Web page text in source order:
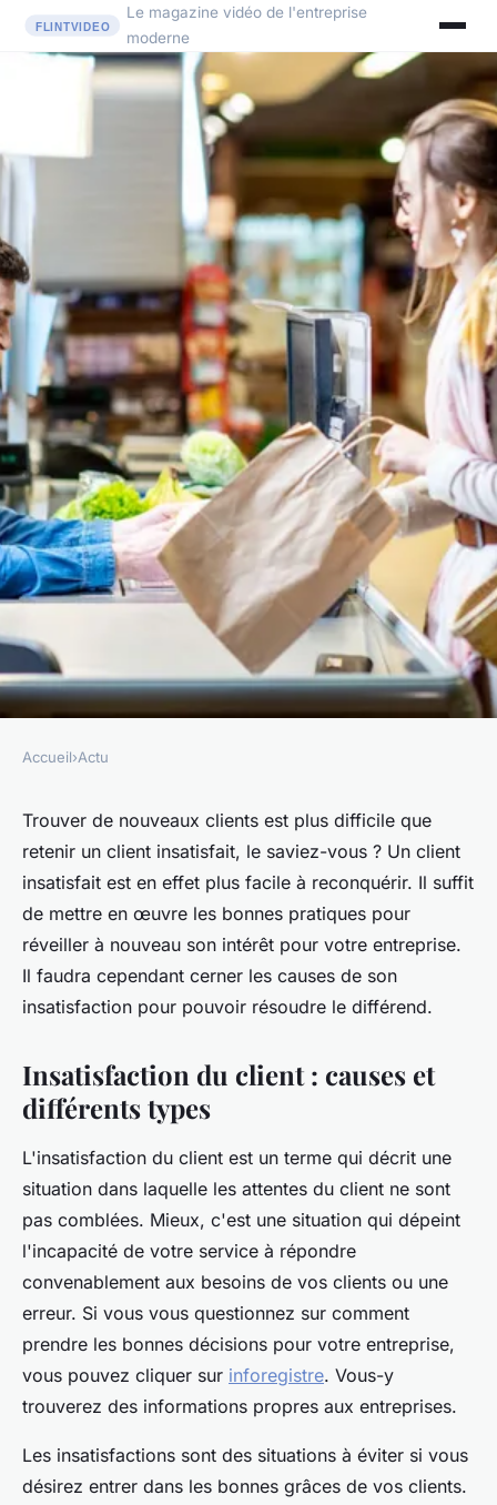
Le magazine vidéo de l'entreprise
moderne
Comment gérer
l'insatisfaction du client ?
giselle•29 décembre 2023 •2 min de lecture
Accueil›Actu
Trouver de nouveaux clients est plus difficile que
retenir un client insatisfait, le saviez-vous ? Un client
insatisfait est en effet plus facile à reconquérir. Il suffit
de mettre en œuvre les bonnes pratiques pour
réveiller à nouveau son intérêt pour votre entreprise.
Il faudra cependant cerner les causes de son
insatisfaction pour pouvoir résoudre le différend.
Insatisfaction du client : causes et
différents types
L'insatisfaction du client est un terme qui décrit une
situation dans laquelle les attentes du client ne sont
pas comblées. Mieux, c'est une situation qui dépeint
l'incapacité de votre service à répondre
convenablement aux besoins de vos clients ou une
erreur. Si vous vous questionnez sur comment
prendre les bonnes décisions pour votre entreprise,
vous pouvez cliquer sur inforegistre. Vous-y
trouverez des informations propres aux entreprises.
Les insatisfactions sont des situations à éviter si vous
désirez entrer dans les bonnes grâces de vos clients.